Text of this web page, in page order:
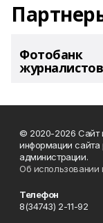
Фотобанк
© 2020-2026 Сайт
информации сайта
администрации.
Об использовании
Телефон
8(34743) 2-11-92